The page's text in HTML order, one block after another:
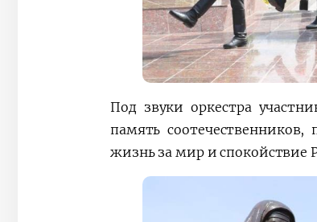
Под звуки оркестра
память
жизнь за мир и спокойствие